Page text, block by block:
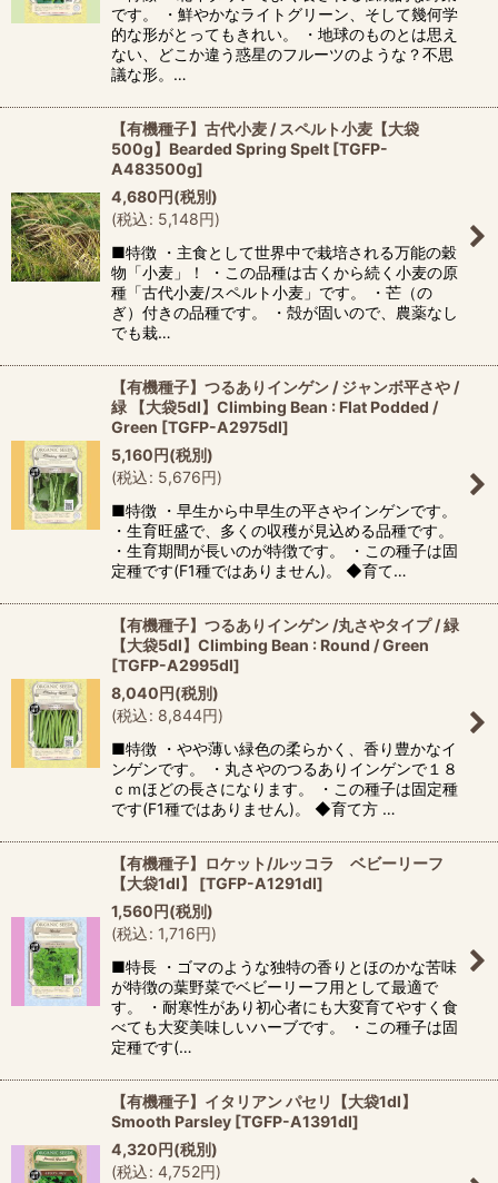
です。 ・鮮やかなライトグリーン、そして幾何学
的な形がとってもきれい。 ・地球のものとは思え
ない、どこか違う惑星のフルーツのような？不思
議な形。…
【有機種子】古代小麦 / スペルト小麦【大袋
500g】Bearded Spring Spelt [TGFP-
A483500g]
4,680円(税別)
(税込: 5,148円)
■特徴 ・主食として世界中で栽培される万能の穀
物「小麦」！ ・この品種は古くから続く小麦の原
種「古代小麦/スペルト小麦」です。 ・芒（の
ぎ）付きの品種です。 ・殻が固いので、農薬なし
でも栽…
【有機種子】つるありインゲン / ジャンボ平さや /
緑 【大袋5dl】Climbing Bean : Flat Podded /
Green [TGFP-A2975dl]
5,160円(税別)
(税込: 5,676円)
■特徴 ・早生から中早生の平さやインゲンです。
・生育旺盛で、多くの収穫が見込める品種です。
・生育期間が長いのが特徴です。 ・この種子は固
定種です(F1種ではありません)。 ◆育て…
【有機種子】つるありインゲン /丸さやタイプ / 緑
【大袋5dl】Climbing Bean : Round / Green
[TGFP-A2995dl]
8,040円(税別)
(税込: 8,844円)
■特徴 ・やや薄い緑色の柔らかく、香り豊かなイ
ンゲンです。 ・丸さやのつるありインゲンで１８
ｃｍほどの長さになります。 ・この種子は固定種
です(F1種ではありません)。 ◆育て方 …
【有機種子】ロケット/ルッコラ ベビーリーフ
【大袋1dl】
[TGFP-A1291dl]
1,560円(税別)
(税込: 1,716円)
■特長 ・ゴマのような独特の香りとほのかな苦味
が特徴の葉野菜でベビーリーフ用として最適で
す。 ・耐寒性があり初心者にも大変育てやすく食
べても大変美味しいハーブです。 ・この種子は固
定種です(…
【有機種子】イタリアン パセリ【大袋1dl】
Smooth Parsley [TGFP-A1391dl]
4,320円(税別)
(税込: 4,752円)